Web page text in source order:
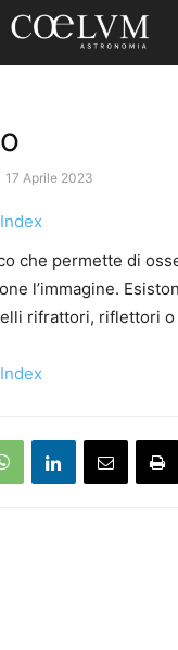
17 Aprile 2023
che permette di
l’immagine.
rifrattori, riflettori